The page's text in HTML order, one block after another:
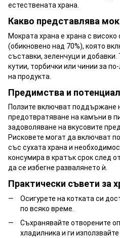
естествената храна.
Какво представлява
Мократа храна е храна с
(обикновено над 70%), която
съставки, зеленчуци и добавки.
кутии, торбички или чинии за
на продукта.
Предимства и
Ползите включват поддържане
предотвратяване на камъни в
задоволяване на вкусовите
Рисковете могат да включват
със сухата храна и
консумира в кратък срок след
да се избегне развалянето ѝ.
Практически съвети за
Осигурете на котката си
по всяко време.
Съхранявайте отворените
хладилника и ги